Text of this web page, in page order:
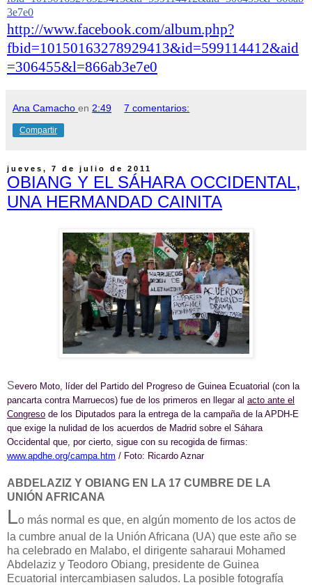
3e7e0
http://www.facebook.com/album.php?
fbid=10150163278929413&id=599114412&aid
=306455&l=866ab3e7e0
Ana Camacho en 2:49 7 comentarios:
Compartir
jueves, 7 de julio de 2011
OBIANG Y EL SÁHARA OCCIDENTAL,
UNA HERMANDAD CAINITA
Severo Moto, líder del Partido del Progreso de Guinea Ecuatorial (con la
pancarta contra Marruecos) fue de los primeros en llegar al acto ante el
Congreso de los Diputados para la entrega de la campaña de la APDH-E
que exige la nulidad de los acuerdos de Madrid sobre el Sáhara
Occidental que, por cierto, sigue con su recogida de firmas:
www.apdhe.org/campa ​.htm / Foto: Ricardo Aznar
ABDELAZIZ Y OBIANG EN LA 17 CUMBRE DE LA
UNIÓN AFRICANA
Lo más normal es que, en algún momento de los actos de
la cumbre anual de la Unión Africana (UA) que este año se
ha celebrado en Malabo, el dirigente saharaui Mohamed
Abdelaziz y Teodoro Obiang, presidente de Guinea
Ecuatorial intercambiasen saludos. La posible fotografía